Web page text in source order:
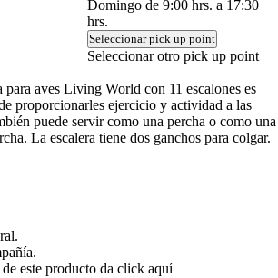
Domingo de 9:00 hrs. a 17:30
hrs.
Seleccionar pick up point
Seleccionar otro pick up point
para aves Living World con 11 escalones es
proporcionarles ejercicio y actividad a las
puede servir como una percha o como una
La escalera tiene dos ganchos para colgar.
este producto da click aquí